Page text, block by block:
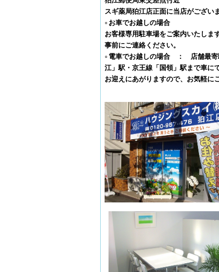
スギ薬局狛江店正面に当店がござい
○ お車でお越しの場合
お客様専用駐車場をご案内いたしま
事前にご連絡ください。
○ 電車でお越しの場合 ： 店舗最寄
江」駅・京王線「国領」駅まで車に
お迎えにあがりますので、お気軽に